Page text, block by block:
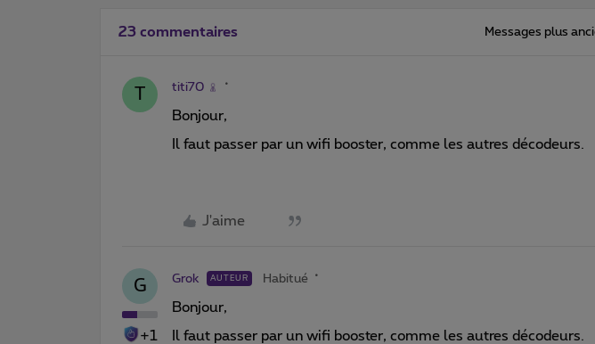
23 commentaires Messages plus
T titi70
Bonjour,
Il faut passer par un wifi booster, comme les autres décodeurs.
J'aime
G
+1
Grok AUTEUR Habitué
Bonjour,
Il faut passer par un wifi booster, comme les autres décodeurs.